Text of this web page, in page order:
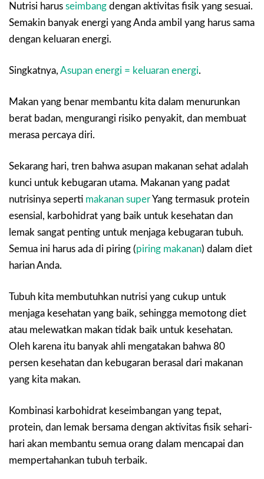
Nutrisi harus seimbang dengan aktivitas fisik yang sesuai.
Semakin banyak energi yang Anda ambil yang harus sama
dengan keluaran energi.
Singkatnya, Asupan energi = keluaran energi.
Makan yang benar membantu kita dalam menurunkan
berat badan, mengurangi risiko penyakit, dan membuat
merasa percaya diri.
Sekarang hari, tren bahwa asupan makanan sehat adalah
kunci untuk kebugaran utama. Makanan yang padat
nutrisinya seperti makanan superYang termasuk protein
esensial, karbohidrat yang baik untuk kesehatan dan
lemak sangat penting untuk menjaga kebugaran tubuh.
Semua ini harus ada di piring (piring makanan) dalam diet
harian Anda.
Tubuh kita membutuhkan nutrisi yang cukup untuk
menjaga kesehatan yang baik, sehingga memotong diet
atau melewatkan makan tidak baik untuk kesehatan.
Oleh karena itu banyak ahli mengatakan bahwa 80
persen kesehatan dan kebugaran berasal dari makanan
yang kita makan.
Kombinasi karbohidrat keseimbangan yang tepat,
protein, dan lemak bersama dengan aktivitas fisik sehari-
hari akan membantu semua orang dalam mencapai dan
mempertahankan tubuh terbaik.